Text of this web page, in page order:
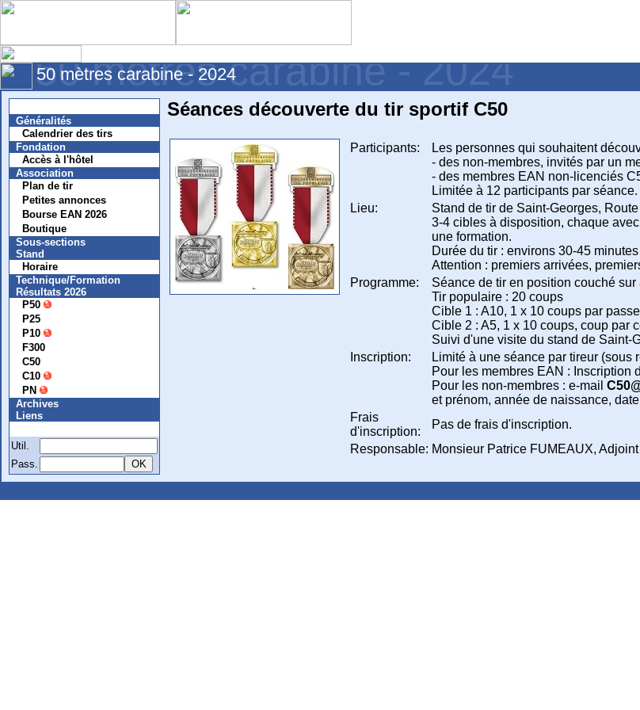
50 mètres carabine - 2024
50 mètres carabine - 2024
Généralités
Calendrier des tirs
Fondation
Accès à l'hôtel
Association
Plan de tir
Petites annonces
Bourse EAN 2026
Boutique
Sous-sections
Stand
Horaire
Technique/Formation
Résultats 2026
P50
P25
P10
F300
C50
C10
PN
Archives
Liens
Util.
Pass.
Séances découverte du tir sportif C50
Participants:
Les personnes qui souhaitent
- des non-membres, invités par un
- des membres EAN non-licenciés
Limitée à 12 participants par
Lieu:
Stand de tir de Saint-Georges,
3-4 cibles à disposition, chaque
une formation.
Durée du tir : environs 30-45
Attention : premiers arrivées,
Programme:
Séance de tir en position couché sur
Tir populaire : 20 coups
Cible 1 : A10, 1 x 10 coups par
Cible 2 : A5, 1 x 10 coups, coup par
Suivi d'une visite du stand de Saint-
Inscription:
Limité à une séance par tireur
Pour les membres EAN : Inscription
Pour les non-membres : e-mail
et prénom, année de naissance,
Frais
d'inscription:
Pas de frais d'inscription.
Responsable: Monsieur Patrice FUMEAUX,